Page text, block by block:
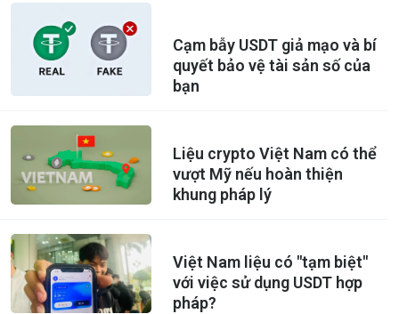
Cạm bẫy USDT giả mạo và bí
quyết bảo vệ tài sản số của
bạn
Liệu crypto Việt Nam có thể
vượt Mỹ nếu hoàn thiện
khung pháp lý
Việt Nam liệu có "tạm biệt"
với việc sử dụng USDT hợp
pháp?